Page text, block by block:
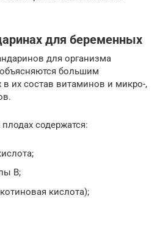
для беременных
для организма
большим
их состав витаминов и микро-,
содержатся:
В;
кислота);